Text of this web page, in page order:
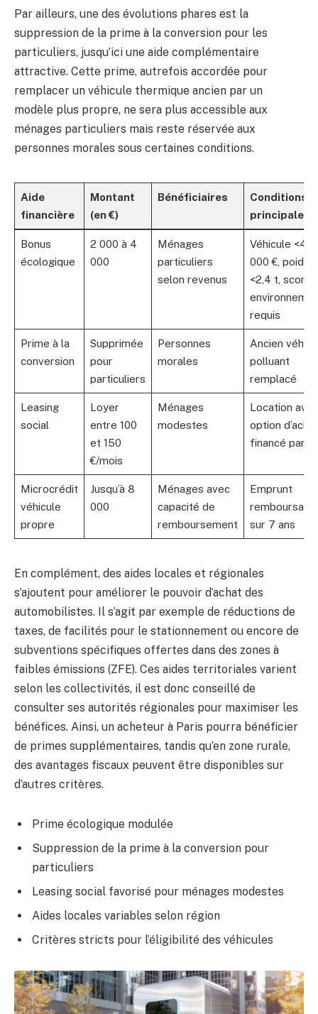
Par ailleurs, une des évolutions phares est la
suppression de la prime à la conversion pour les
particuliers, jusqu’ici une aide complémentaire
attractive. Cette prime, autrefois accordée pour
remplacer un véhicule thermique ancien par un
modèle plus propre, ne sera plus accessible aux
ménages particuliers mais reste réservée aux
personnes morales sous certaines conditions.
Aide
financière
Montant
(en €)
Bénéficiaires
Conditions
principales
Bonus
écologique
2 000 à 4
000
Ménages
particuliers
selon revenus
Véhicule <47
000 €, poids
<2,4 t, score
requis
Prime à la
conversion
Supprimée
pour
particuliers
Personnes
morales
Ancien
polluant
remplacé
Leasing
social
Loyer
entre 100
et 150
€/mois
Ménages
modestes
Location avec
option
financé par
Microcrédit
véhicule
propre
Jusqu’à 8
000
Ménages avec
capacité de
remboursement
Emprunt
sur 7 ans
En complément, des aides locales et régionales
s’ajoutent pour améliorer le pouvoir d’achat des
automobilistes. Il s’agit par exemple de réductions de
taxes, de facilités pour le stationnement ou encore de
subventions spécifiques offertes dans des zones à
faibles émissions (ZFE). Ces aides territoriales varient
selon les collectivités, il est donc conseillé de
consulter ses autorités régionales pour maximiser les
bénéfices. Ainsi, un acheteur à Paris pourra bénéficier
de primes supplémentaires, tandis qu’en zone rurale,
des avantages fiscaux peuvent être disponibles sur
d’autres critères.
Prime écologique modulée
Suppression de la prime à la conversion pour
particuliers
Leasing social favorisé pour ménages modestes
Aides locales variables selon région
Critères stricts pour l’éligibilité des véhicules